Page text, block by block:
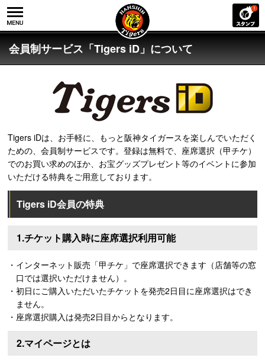
会員制サービス「Tigers iD」について
Tigers iDは、お手軽に、もっと阪神タイガースを楽しんでいただく
ための、会員制サービスです。登録は無料で、座席選択（甲チケ）
でのお買い求めのほか、お宝グッズプレゼント等のイベントに参加
いただける特典をご用意しております。
Tigers iD会員の特典
1.チケット購入時に座席選択利用可能
・インターネット販売「甲チケ」で座席選択できます（店舗等の窓
口では選択いただけません）。
・初日にご購入いただいたチケットを発売2日目に座席選択はでき
ません。
・座席選択購入は発売2日目からとなります。
2.マイページとは